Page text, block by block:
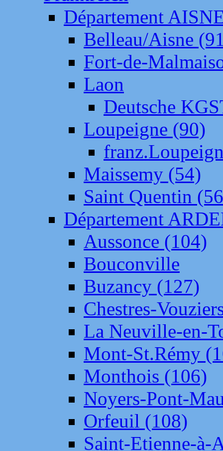
Département
Belleau/Aisne
Fort-de-
Laon
Deutsche
Loupeigne (90)
Maissemy (54)
Saint Quentin
Département
Aussonce (104)
Bouconville
Buzancy (127)
Chestres-
La Neuville-en-
Mont-St.Rémy
Monthois (106)
Noyers-Pont-
Orfeuil (108)
Saint-Etienne-à-